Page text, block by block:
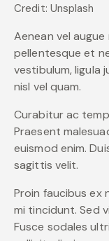
Credit: Unsplash
Aenean vel
pellentesque et
vestibulum, ligula
nisl vel quam.
Curabitur ac
Praesent
euismod enim.
sagittis velit.
Proin faucibus ex
mi tincidunt. Sed
Fusce sodales